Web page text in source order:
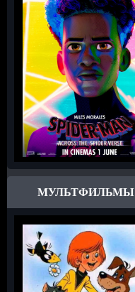
МУЛЬТФИЛЬМЫ